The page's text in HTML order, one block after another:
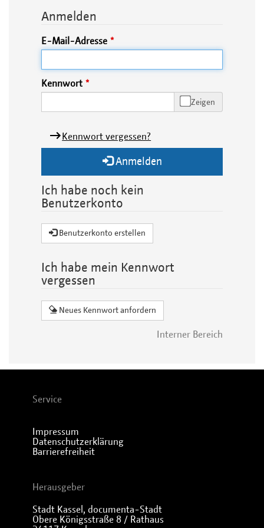
Anmelden
E-Mail-Adresse
Kennwort
Zeigen
Kennwort vergessen?
Anmelden
Ich habe noch kein
Benutzerkonto
Benutzerkonto erstellen
Ich habe mein Kennwort
vergessen
Neues Kennwort anfordern
Interner Bereich
Service
Impressum
Datenschutzerklärung
Barrierefreiheit
Herausgeber
Stadt Kassel, documenta-Stadt
Obere Königsstraße 8 / Rathaus